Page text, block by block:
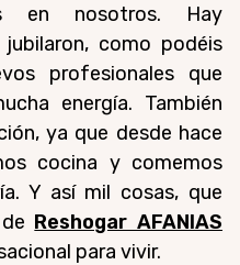
en nosotros. Hay
como podéis
profesionales que
energía. También
ya que desde hace
cocina y comemos
Y así mil cosas, que
Reshogar AFANIAS
para vivir.